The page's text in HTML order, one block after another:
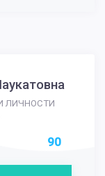
ЛИЧНОСТИ
90